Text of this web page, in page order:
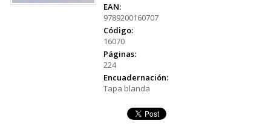
EAN:
9789200160707
Código:
16070
Páginas:
224
Encuadernación:
Tapa blanda